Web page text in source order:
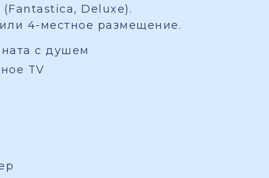
Deluxe).
4-местное размещение.
с душем
TV